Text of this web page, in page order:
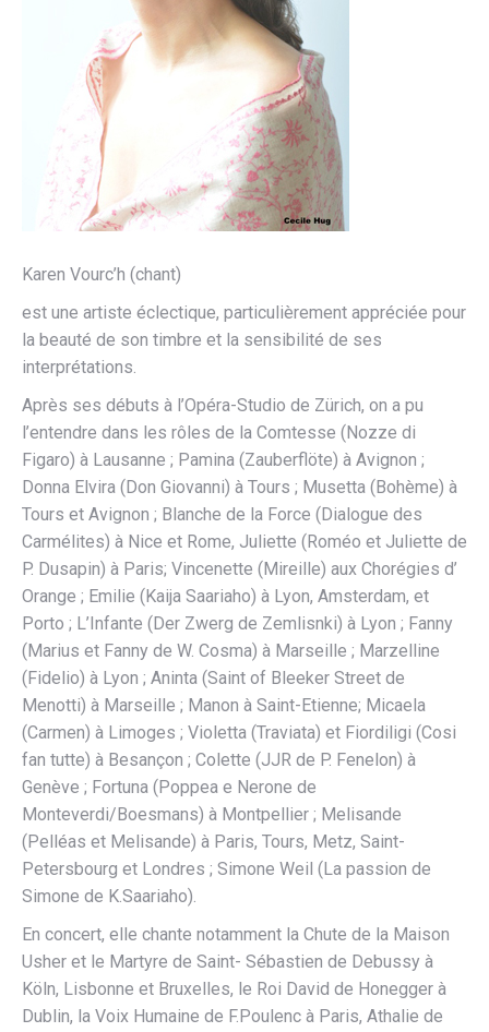
Karen Vourc’h (chant)
est une artiste éclectique, particulièrement appréciée pour
la beauté de son timbre et la sensibilité de ses
interprétations.
Après ses débuts à l’Opéra-Studio de Zürich, on a pu
l’entendre dans les rôles de la Comtesse (Nozze di
Figaro) à Lausanne ; Pamina (Zauberflöte) à Avignon ;
Donna Elvira (Don Giovanni) à Tours ; Musetta (Bohème) à
Tours et Avignon ; Blanche de la Force (Dialogue des
Carmélites) à Nice et Rome, Juliette (Roméo et Juliette de
P. Dusapin) à Paris; Vincenette (Mireille) aux Chorégies d’
Orange ; Emilie (Kaija Saariaho) à Lyon, Amsterdam, et
Porto ; L’Infante (Der Zwerg de Zemlisnki) à Lyon ; Fanny
(Marius et Fanny de W. Cosma) à Marseille ; Marzelline
(Fidelio) à Lyon ; Aninta (Saint of Bleeker Street de
Menotti) à Marseille ; Manon à Saint-Etienne; Micaela
(Carmen) à Limoges ; Violetta (Traviata) et Fiordiligi (Cosi
fan tutte) à Besançon ; Colette (JJR de P. Fenelon) à
Genève ; Fortuna (Poppea e Nerone de
Monteverdi/Boesmans) à Montpellier ; Melisande
(Pelléas et Melisande) à Paris, Tours, Metz, Saint-
Petersbourg et Londres ; Simone Weil (La passion de
Simone de K.Saariaho).
En concert, elle chante notamment la Chute de la Maison
Usher et le Martyre de Saint- Sébastien de Debussy à
Köln, Lisbonne et Bruxelles, le Roi David de Honegger à
Dublin, la Voix Humaine de F.Poulenc à Paris, Athalie de